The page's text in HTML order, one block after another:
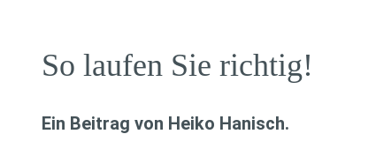
So laufen Sie richtig!
Ein Beitrag von Heiko Hanisch.